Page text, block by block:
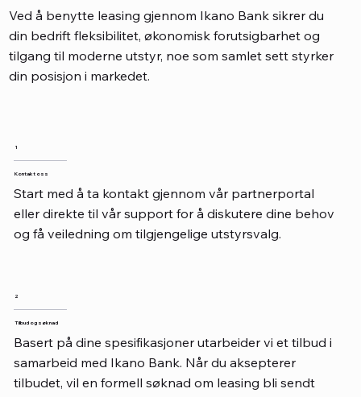
Ved å benytte leasing gjennom Ikano Bank sikrer du
din bedrift fleksibilitet, økonomisk forutsigbarhet og
tilgang til moderne utstyr, noe som samlet sett styrker
din posisjon i markedet.
1
Kontakt oss
Start med å ta kontakt gjennom vår partnerportal
eller direkte til vår support for å diskutere dine behov
og få veiledning om tilgjengelige utstyrsvalg.
2
Tilbud og søknad
Basert på dine spesifikasjoner utarbeider vi et tilbud i
samarbeid med Ikano Bank. Når du aksepterer
tilbudet, vil en formell søknad om leasing bli sendt